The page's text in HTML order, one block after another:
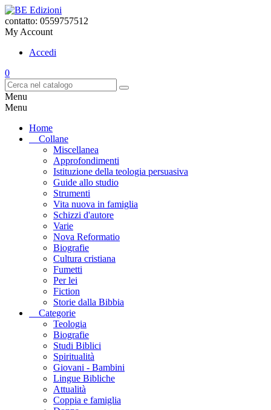
contatto: 0559757512
My Account
Accedi
0
Menu
Menu
Home
Collane
Miscellanea
Approfondimenti
Istituzione della teologia persuasiva
Guide allo studio
Strumenti
Vita nuova in famiglia
Schizzi d'autore
Varie
Nova Reformatio
Biografie
Cultura cristiana
Fumetti
Per lei
Fiction
Storie dalla Bibbia
Categorie
Teologia
Biografie
Studi Biblici
Spiritualità
Giovani - Bambini
Lingue Bibliche
Attualità
Coppia e famiglia